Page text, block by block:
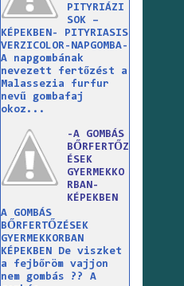
PITYRIÁZI
SOK –
KÉPEKBEN- PITYRIASIS
VERZICOLOR-NAPGOMBA-
A napgombának
nevezett fertőzést a
Malassezia furfur
nevű gombafaj
okoz...
-A GOMBÁS
BŐRFERTŐZ
ÉSEK
GYERMEKKO
RBAN-
KÉPEKBEN
A GOMBÁS
BŐRFERTŐZÉSEK
GYERMEKKORBAN
KÉPEKBEN De viszket
a fejbőröm vajjon
nem gombás ?? A